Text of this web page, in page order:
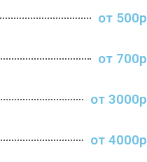
от 500р
от 700р
от 3000р
от 4000р